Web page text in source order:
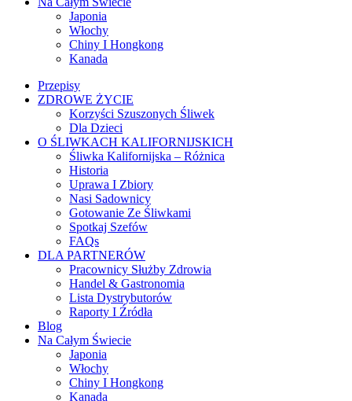
Japonia
Włochy
Chiny I Hongkong
Kanada
Przepisy
ZDROWE ŻYCIE
Korzyści Szuszonych Śliwek
Dla Dzieci
O ŚLIWKACH KALIFORNIJSKICH
Śliwka Kalifornijska – Różnica
Historia
Uprawa I Zbiory
Nasi Sadownicy
Gotowanie Ze Śliwkami
Spotkaj Szefów
FAQs
DLA PARTNERÓW
Pracownicy Służby Zdrowia
Handel & Gastronomia
Lista Dystrybutorów
Raporty I Źródła
Blog
Na Całym Świecie
Japonia
Włochy
Chiny I Hongkong
Kanada